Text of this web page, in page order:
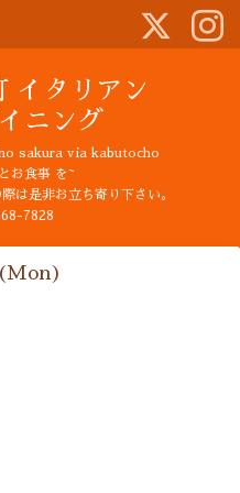
イタリアン
ニング
sakura via kabutocho
お食事 を~
は是非お立ち寄り下さい。
7828